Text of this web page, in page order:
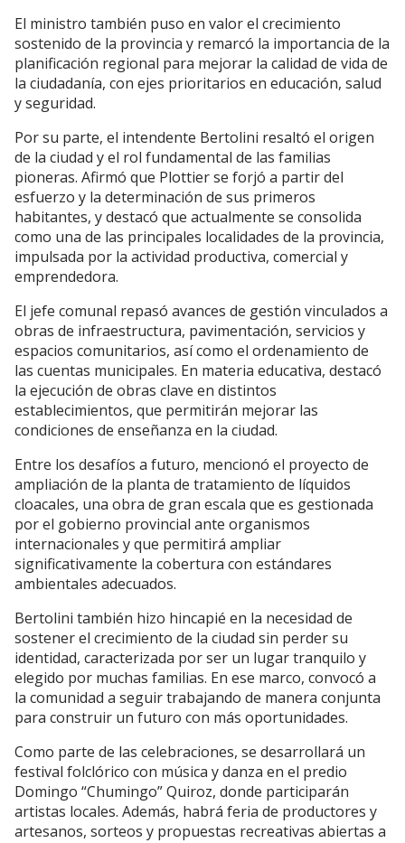
El ministro también puso en valor el crecimiento
sostenido de la provincia y remarcó la importancia de la
planificación regional para mejorar la calidad de vida de
la ciudadanía, con ejes prioritarios en educación, salud
y seguridad.
Por su parte, el intendente Bertolini resaltó el origen
de la ciudad y el rol fundamental de las familias
pioneras. Afirmó que Plottier se forjó a partir del
esfuerzo y la determinación de sus primeros
habitantes, y destacó que actualmente se consolida
como una de las principales localidades de la provincia,
impulsada por la actividad productiva, comercial y
emprendedora.
El jefe comunal repasó avances de gestión vinculados a
obras de infraestructura, pavimentación, servicios y
espacios comunitarios, así como el ordenamiento de
las cuentas municipales. En materia educativa, destacó
la ejecución de obras clave en distintos
establecimientos, que permitirán mejorar las
condiciones de enseñanza en la ciudad.
Entre los desafíos a futuro, mencionó el proyecto de
ampliación de la planta de tratamiento de líquidos
cloacales, una obra de gran escala que es gestionada
por el gobierno provincial ante organismos
internacionales y que permitirá ampliar
significativamente la cobertura con estándares
ambientales adecuados.
Bertolini también hizo hincapié en la necesidad de
sostener el crecimiento de la ciudad sin perder su
identidad, caracterizada por ser un lugar tranquilo y
elegido por muchas familias. En ese marco, convocó a
la comunidad a seguir trabajando de manera conjunta
para construir un futuro con más oportunidades.
Como parte de las celebraciones, se desarrollará un
festival folclórico con música y danza en el predio
Domingo “Chumingo” Quiroz, donde participarán
artistas locales. Además, habrá feria de productores y
artesanos, sorteos y propuestas recreativas abiertas a